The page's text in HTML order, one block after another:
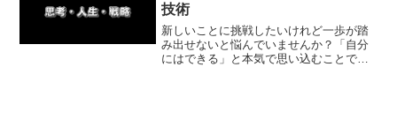
技術
新しいことに挑戦したいけれど一歩が踏
み出せないと悩んでいませんか？「自分
にはできる」と本気で思い込むことで脳